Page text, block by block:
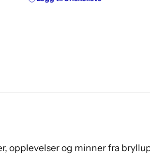
opplevelser og minner fra